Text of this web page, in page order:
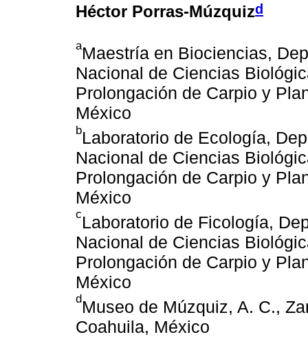
Héctor Porras-Múzquizd
aMaestría en Biociencias,
Nacional de Ciencias
Prolongación de Carpio y
México
bLaboratorio de Ecología,
Nacional de Ciencias
Prolongación de Carpio y
México
cLaboratorio de Ficología,
Nacional de Ciencias
Prolongación de Carpio y
México
dMuseo de Múzquiz, A. C.,
Coahuila, México